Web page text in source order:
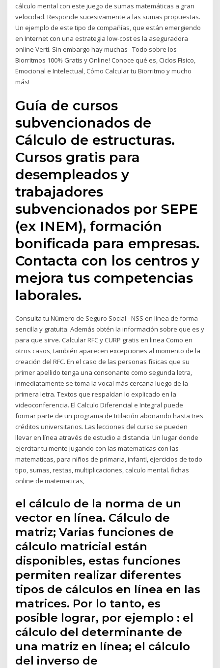
cálculo mental con este juego de sumas matemáticas a gran
velocidad. Responde sucesivamente a las sumas propuestas.
Un ejemplo de este tipo de compañías, que están emergiendo
en Internet con una estrategia low-cost es la aseguradora
online Verti. Sin embargo hay muchas Todo sobre los
Biorritmos 100% Gratis y Online! Conoce qué es, Ciclos Físico,
Emocional e Intelectual, Cómo Calcular tu Biorritmo y mucho
más!
Guía de cursos
subvencionados de
Cálculo de estructuras.
Cursos gratis para
desempleados y
trabajadores
subvencionados por SEPE
(ex INEM), formación
bonificada para empresas.
Contacta con los centros y
mejora tus competencias
laborales.
Consulta tu Número de Seguro Social - NSS en línea de forma
sencilla y gratuita. Además obtén la información sobre que es y
para que sirve. Calcular RFC y CURP gratis en linea Como en
otros casos, también aparecen excepciones al momento de la
creación del RFC. En el caso de las personas físicas que su
primer apellido tenga una consonante como segunda letra,
inmediatamente se toma la vocal más cercana luego de la
primera letra. Textos que respaldan lo explicado en la
videoconferencia. El Calculo Diferencial e Integral puede
formar parte de un programa de titilación abonando hasta tres
créditos universitarios. Las lecciones del curso se pueden
llevar en línea através de estudio a distancia. Un lugar donde
ejercitar tu mente jugando con las matematicas con las
matematicas, para niños de primaria, infantl, ejercicios de todo
tipo, sumas, restas, multiplicaciones, calculo mental. fichas
online de matematicas,
el cálculo de la norma de un
vector en línea. Cálculo de
matriz; Varias funciones de
cálculo matricial están
disponibles, estas funciones
permiten realizar diferentes
tipos de cálculos en línea en las
matrices. Por lo tanto, es
posible lograr, por ejemplo : el
cálculo del determinante de
una matriz en línea; el cálculo
del inverso de